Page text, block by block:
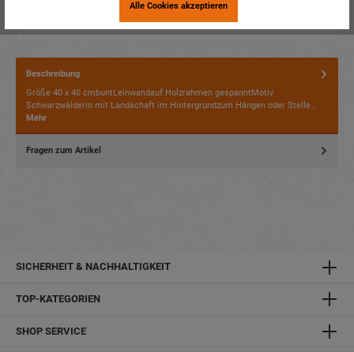
Beschreibung
Größe 40 x 40 cmbuntLeinwandauf Holzrahmen gespanntMotiv
Schwarzwälderin mit Landschaft im Hintergrundzum Hängen oder Stelle…
Mehr
Fragen zum Artikel
SICHERHEIT & NACHHALTIGKEIT
TOP-KATEGORIEN
SHOP SERVICE
Alle Cookies akzeptieren